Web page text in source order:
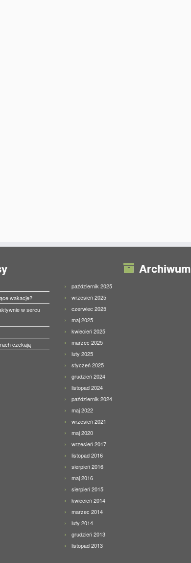
wakacje?
w sercu
czekają
Archiwum
październik 2025
wrzesień 2025
czerwiec 2025
maj 2025
kwiecień 2025
marzec 2025
luty 2025
styczeń 2025
grudzień 2024
listopad 2024
październik 2024
maj 2022
wrzesień 2021
maj 2020
wrzesień 2017
listopad 2016
sierpień 2016
maj 2016
sierpień 2015
kwiecień 2014
marzec 2014
luty 2014
grudzień 2013
listopad 2013